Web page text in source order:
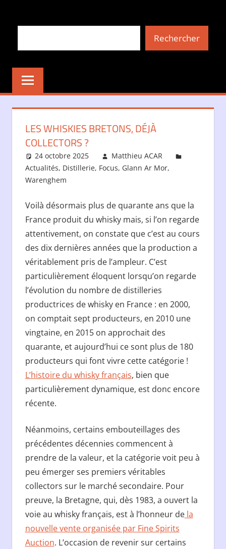
RechercherRechercher
LES WHISKIES BRETONS, DÉJÀ
COLLECTORS ?
24 octobre 2025
Matthieu ACAR
Actualités, Distillerie, Focus, Glann Ar Mor,
Warenghem
Voilà désormais plus de quarante ans que la
France produit du whisky mais, si l’on regarde
attentivement, on constate que c’est au cours
des dix dernières années que la production a
véritablement pris de l’ampleur. C’est
particulièrement éloquent lorsqu’on regarde
l’évolution du nombre de distilleries
productrices de whisky en France : en 2000,
on comptait sept producteurs, en 2010 une
vingtaine, en 2015 on approchait des
quarante, et aujourd’hui ce sont plus de 180
producteurs qui font vivre cette catégorie !
L’histoire du whisky français, bien que
particulièrement dynamique, est donc encore
récente.
Néanmoins, certains embouteillages des
précédentes décennies commencent à
prendre de la valeur, et la catégorie voit peu à
peu émerger ses premiers véritables
collectors sur le marché secondaire. Pour
preuve, la Bretagne, qui, dès 1983, a ouvert la
voie au whisky français, est à l’honneur dela
nouvelle vente organisée par Fine Spirits
Auction. L’occasion de revenir sur certains